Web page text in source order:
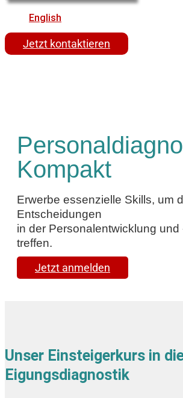
English
Jetzt kontaktieren
Kompakt
Erwerbe essenzielle Skills, um
Entscheidungen
in der Personalentwicklung und
treffen.
Jetzt anmelden
Unser Einsteigerkurs in
Eigungsdiagnostik